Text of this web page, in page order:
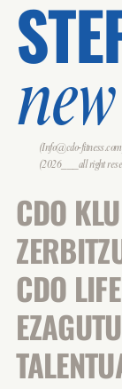
(Info@cdo-
(2026___all right
CDO
CDO LIFE
EZAGUTU